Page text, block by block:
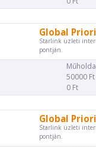
Global
Starlink üzleti
pontján.
50000 Ft
0 Ft
Global
Starlink üzleti
pontján.